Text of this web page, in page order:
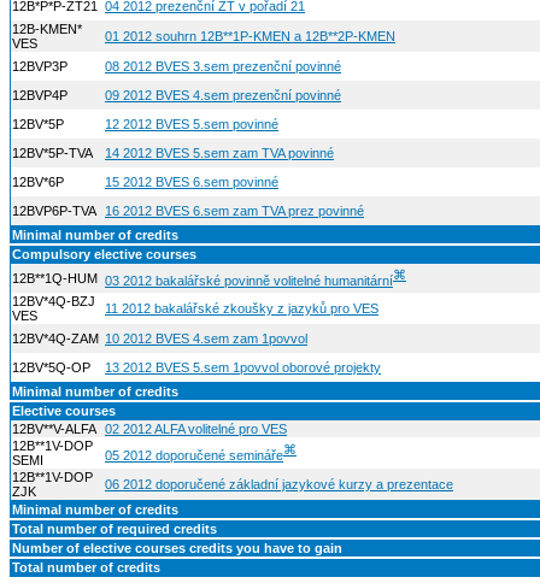
12B*P*P-ZT21 04 2012 prezenční ZT v pořadí 21
12B-KMEN*
VES
01 2012 souhrn 12B**1P-KMEN a 12B**2P-KMEN
12BVP3P
08 2012 BVES 3.sem prezenční povinné
12BVP4P
09 2012 BVES 4.sem prezenční povinné
12BV*5P
12 2012 BVES 5.sem povinné
12BV*5P-TVA
14 2012 BVES 5.sem zam TVA povinné
12BV*6P
15 2012 BVES 6.sem povinné
12BVP6P-TVA 16 2012 BVES 6.sem zam TVA prez povinné
Minimal number of credits
Compulsory elective courses
12B**1Q-HUM 03 2012 bakalářské povinně volitelné humanitární⌘
12BV*4Q-BZJ
VES
11 2012 bakalářské zkoušky z jazyků pro VES
12BV*4Q-ZAM 10 2012 BVES 4.sem zam 1povvol
12BV*5Q-OP
13 2012 BVES 5.sem 1povvol oborové projekty
Minimal number of credits
Elective courses
12BV**V-ALFA 02 2012 ALFA volitelné pro VES
12B**1V-DOP
SEMI
05 2012 doporučené semináře⌘
12B**1V-DOP
ZJK
06 2012 doporučené základní jazykové kurzy a prezentace
Minimal number of credits
Total number of required credits
Number of elective courses credits you have to gain
Total number of credits